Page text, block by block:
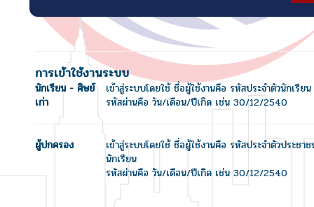
การเข้าใช้งานระบบ
นักเรียน - ศิษย์
เก่า
เข้าสู่ระบบโดยใช้ ชื่อผู้ใช้งานคือ รหัสประจำตัวนักเรียน
รหัสผ่านคือ วัน/เดือน/ปีเกิด เช่น 30/12/2540
ผู้ปกครอง
เข้าสู่ระบบโดยใช้ ชื่อผู้ใช้งานคือ รหัสประจำตัวประชา
นักเรียน
รหัสผ่านคือ วัน/เดือน/ปีเกิด เช่น 30/12/2540